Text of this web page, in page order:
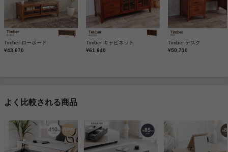
Timber ローボード
¥43,670
Timber キャビネット
¥61,640
Timber デスク
¥50,710
よく比較される商品